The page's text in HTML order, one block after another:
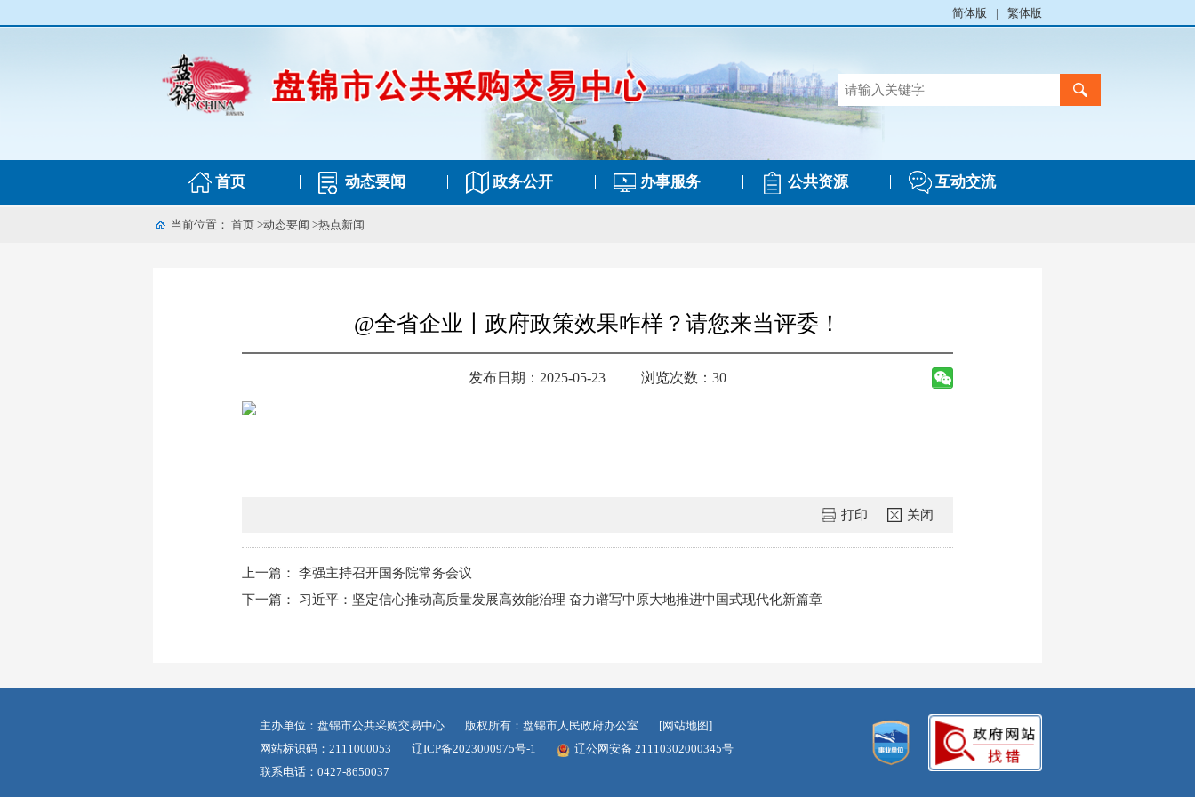
简体版 | 繁体版
首页 动态要闻 政务公开 办事服务 公共资源 互动交流
当前位置： 首页 >动态要闻 >热点新闻
@全省企业丨政府政策效果咋样？请您来当评委！
发布日期：2025-05-23 浏览次数：30
打印 关闭
上一篇：
李强主持召开国务院常务会议
下一篇：
习近平：坚定信心推动高质量发展高效能治理 奋力谱写中原大地推进中国式现代化新篇章
主办单位：盘锦市公共采购交易中心 版权所有：盘锦市人民政府办公室
[网站地图]
网站标识码：2111000053
辽ICP备2023000975号-1
辽公网安备 21110302000345号
联系电话：0427-8650037